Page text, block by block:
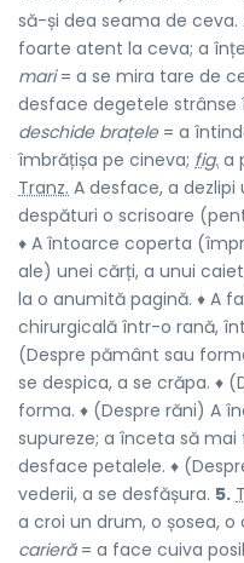
să-și dea seama de ceva.
foarte atent la ceva; a
mari= a se mira tare de
desface degetele strânse
deschide brațele= a
îmbrățișa pe cineva; fig. a
Tranz. A desface, a dezlipi
despături o scrisoare
♦ A întoarce coperta
ale) unei cărți, a unui
la o anumită pagină. ♦ A
chirurgicală într-o rană,
(Despre pământ sau
se despica, a se crăpa. ♦
forma. ♦ (Despre răni) A
supureze; a înceta să mai
desface petalele. ♦
vederii, a se desfășura. 5.
a croi un drum, o șosea, o
carieră= a face cuiva